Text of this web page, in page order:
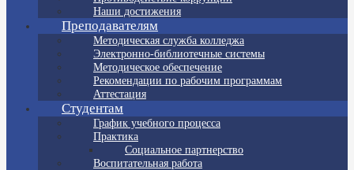
Наши достижения
Преподавателям
Методическая служба колледжа
Электронно-библиотечные системы
Методическое обеспечение
Рекомендации по рабочим программам
Аттестация
Студентам
График учебного процесса
Практика
Социальное партнерство
Воспитательная работа